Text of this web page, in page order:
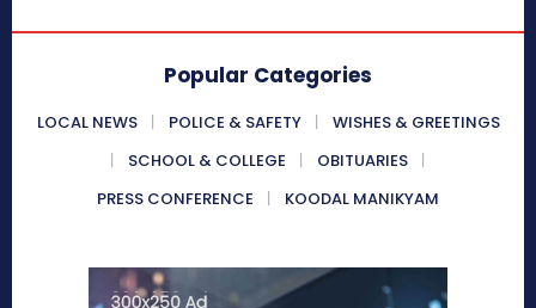
Popular Categories
LOCAL NEWS POLICE & SAFETY
WISHES & GREETINGS
SCHOOL & COLLEGE
OBITUARIES
PRESS CONFERENCE
KOODAL MANIKYAM